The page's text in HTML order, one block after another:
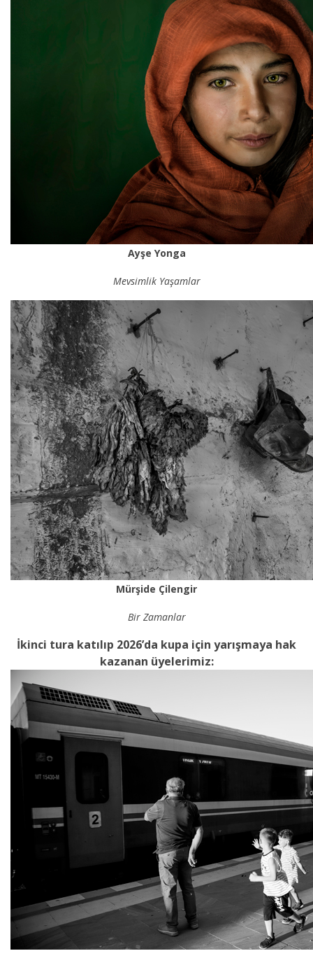
Ayşe Yonga
Mevsimlik Yaşamlar
Mürşide Çilengir
Bir Zamanlar
İkinci tura katılıp 2026’da kupa için yarışmaya hak
kazanan üyelerimiz: